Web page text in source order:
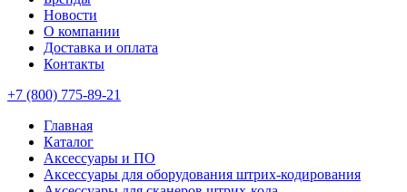
Новости
О компании
Доставка и оплата
Контакты
+7 (800) 775-89-21
Главная
Каталог
Аксессуары и ПО
Аксессуары для оборудования штрих-кодирования